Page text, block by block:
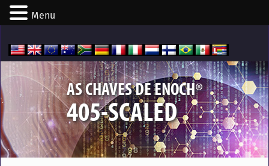
AS CHAVES DE ENOCH®
405-SCALED
Menu